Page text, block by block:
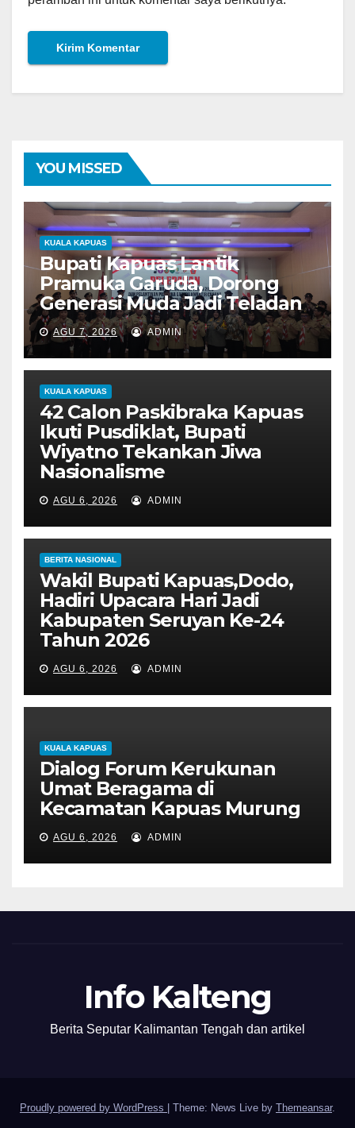
YOU MISSED
KUALA KAPUAS
Bupati Kapuas Lantik
Pramuka Garuda, Dorong
Generasi Muda Jadi Teladan
AGU 7, 2026 ADMIN
KUALA KAPUAS
42 Calon Paskibraka Kapuas
Ikuti Pusdiklat, Bupati
Wiyatno Tekankan Jiwa
Nasionalisme
AGU 6, 2026 ADMIN
BERITA NASIONAL
Wakil Bupati Kapuas,Dodo,
Hadiri Upacara Hari Jadi
Kabupaten Seruyan Ke-24
Tahun 2026
AGU 6, 2026 ADMIN
KUALA KAPUAS
Dialog Forum Kerukunan
Umat Beragama di
Kecamatan Kapuas Murung
AGU 6, 2026 ADMIN
Info Kalteng
Berita Seputar Kalimantan Tengah dan artikel
Proudly powered by WordPress Theme: News Live by Themeansar.